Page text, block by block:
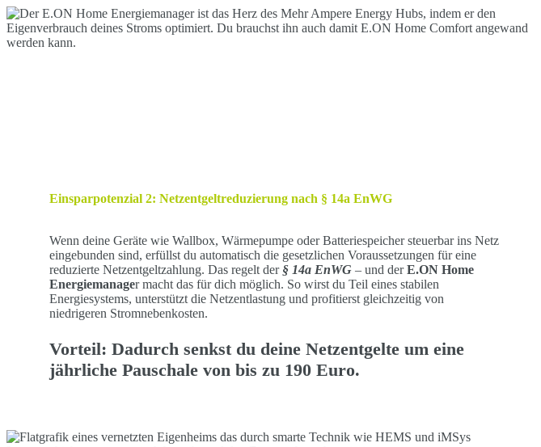
Einsparpotenzial 2:Netzentgeltreduzierung nach § 14a EnWG
Wenn deine Geräte wie Wallbox, Wärmepumpe oder Batteriespeicher steuerbar ins Netz
eingebunden sind, erfüllst du automatisch die gesetzlichen Voraussetzungen für eine
reduzierte Netzentgeltzahlung. Das regelt der § 14a EnWG– und derE.ON Home
Energiemanager macht das für dich möglich. So wirst du Teil eines stabilen
Energiesystems, unterstützt die Netzentlastung und profitierst gleichzeitig von
niedrigeren Stromnebenkosten.
Vorteil: Dadurch senkst du deine Netzentgelte um eine
jährlichePauschale von bis zu 190 Euro.